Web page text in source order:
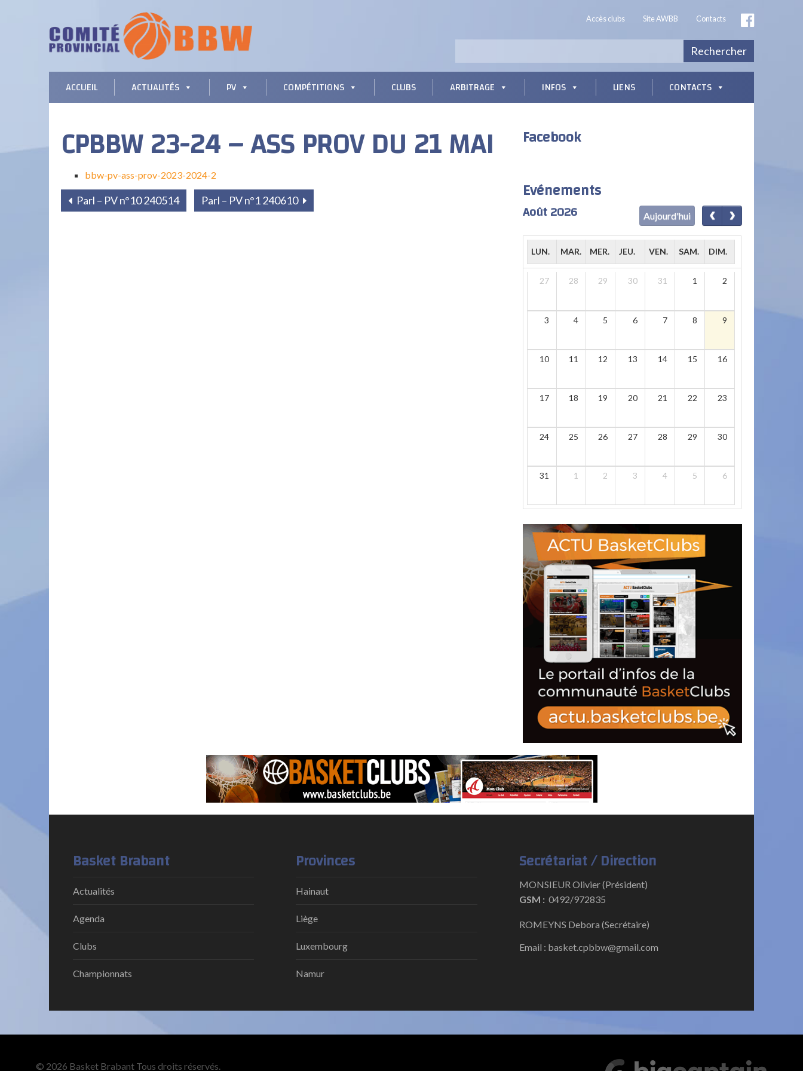
Accès clubs Site AWBB Contacts
Rechercher
ACCUEIL ACTUALITÉS PV COMPÉTITIONS CLUBS ARBITRAGE INFOS LIENS CONTACTS
CPBBW 23-24 – ASS PROV DU 21 MAI
bbw-pv-ass-prov-2023-2024-2
Parl – PV n°10 240514 Parl – PV n°1 240610
Facebook
Evénements
Août 2026 Aujourd'hui
LUN. MAR. MER. JEU. VEN. SAM. DIM.
27 28 29 30 31 1 2
3 4 5 6 7 8 9
10 11 12 13 14 15 16
17 18 19 20 21 22 23
24 25 26 27 28 29 30
31 1 2 3 4 5 6
Basket Brabant
Actualités
Agenda
Clubs
Championnats
Provinces
Hainaut
Liège
Luxembourg
Namur
Secrétariat / Direction
MONSIEUR Olivier (Président)
GSM :0492/972835
ROMEYNS Debora (Secrétaire)
Email : basket.cpbbw@gmail.com
© 2026 Basket Brabant Tous droits réservés.